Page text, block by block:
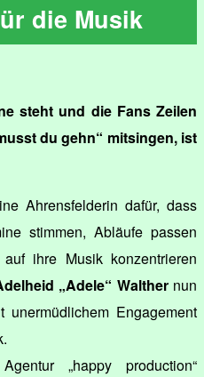
die Musik
steht und die Fans Zeilen
du gehn“ mitsingen, ist
Ahrensfelderin dafür, dass
stimmen, Abläufe passen
ihre Musik konzentrieren
„Adele“ Walthernun
unermüdlichem Engagement
„happy production“